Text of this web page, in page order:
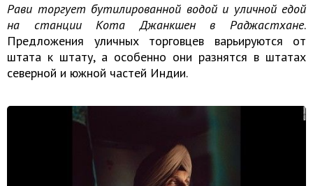
Рави торгует бутилированной водой и уличной едой
на станции Кота Джанкшен в Раджастхане.
Предложения уличных торговцев варьируются от
штата к штату, а особенно они разнятся в штатах
северной и южной частей Индии.